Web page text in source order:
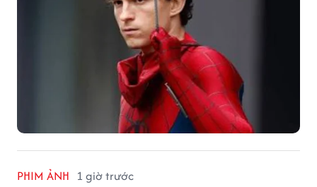
PHIM ẢNH 1 giờ trước